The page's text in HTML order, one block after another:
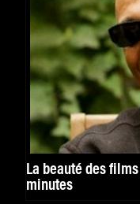
La beauté des
minutes